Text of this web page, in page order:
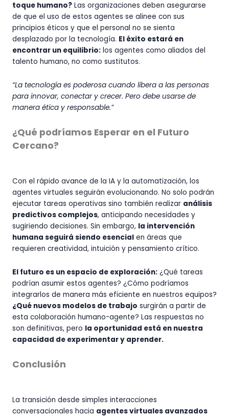
toque humano?Las organizaciones deben asegurarse
de que el uso de estos agentes se alinee con sus
principios éticos y que el personal no se sienta
desplazado por la tecnología. El éxito estará en
encontrar un equilibrio:los agentes como aliados del
talento humano, no como sustitutos.
“La tecnología es poderosa cuando libera a las personas
para innovar, conectar y crecer. Pero debe usarse de
manera ética y responsable.”
¿Qué podríamos Esperar en el Futuro
Cercano?
Con el rápido avance de la IA y la automatización, los
agentes virtuales seguirán evolucionando. No solo podrán
ejecutar tareas operativas sino también realizar análisis
predictivos complejos, anticipando necesidades y
sugiriendo decisiones. Sin embargo, la intervención
humana seguirá siendo esencialen áreas que
requieren creatividad, intuición y pensamiento crítico.
El futuro es un espacio de exploración:¿Qué tareas
podrían asumir estos agentes? ¿Cómo podríamos
integrarlos de manera más eficiente en nuestros equipos?
¿Qué nuevos modelos de trabajo surgirán a partir de
esta colaboración humano-agente? Las respuestas no
son definitivas, pero la oportunidad está en nuestra
capacidad de experimentar y aprender.
Conclusión
La transición desde simples interacciones
conversacionales hacia agentes virtuales avanzados